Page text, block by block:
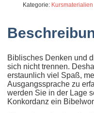
Kategorie: Kursmaterialien
Biblisches Denken und
sich nicht trennen.
erstaunlich viel Spaß,
Ausgangssprache zu
werden Sie in der Lage
Konkordanz ein